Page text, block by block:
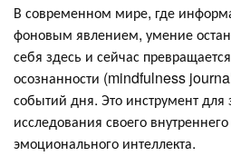
В современном мире, где
фоновым явлением, умение
себя здесь и сейчас
осознанности (mindfulness
событий дня. Это инструмент
исследования своего
эмоционального интеллекта.